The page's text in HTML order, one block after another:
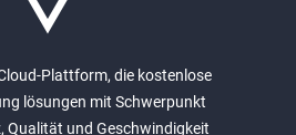
Plattform, die kostenlose
lösungen mit Schwerpunkt
Qualität und Geschwindigkeit